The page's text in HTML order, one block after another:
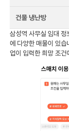
건물 냉난방
삼성역 사무실 임대 정
에 다양한 매물이 있습
업이 입력한 희망 조